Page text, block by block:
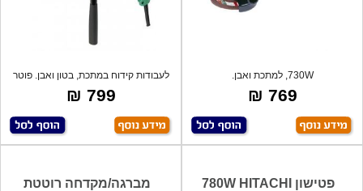
730W, למתכת ואבן.
769 ₪
לעבודות קידוח במתכת, בטון ואבן. פוטר
או
799 ₪
פטישון 780W HITACHI
מברגה/מקדחה רוטטת